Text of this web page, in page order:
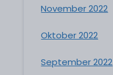
November 2022
Oktober 2022
September 2022